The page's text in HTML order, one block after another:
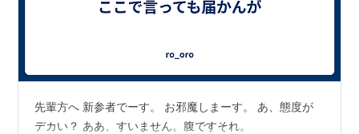
先輩方へ 新参者でーす。 お邪魔しまーす。 あ、態度が
デカい？ ああ、すいません。腹ですそれ。